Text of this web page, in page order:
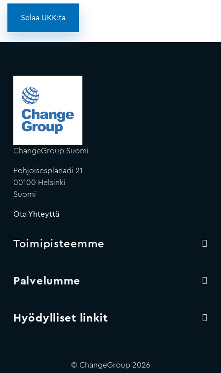
Selaa UKK:ta
ChangeGroup Suomi
Pohjoisesplanadi 21
00100 Helsinki
Suomi
Ota Yhteyttä
Toimipisteemme
Palvelumme
Hyödylliset linkit
© ChangeGroup 2026